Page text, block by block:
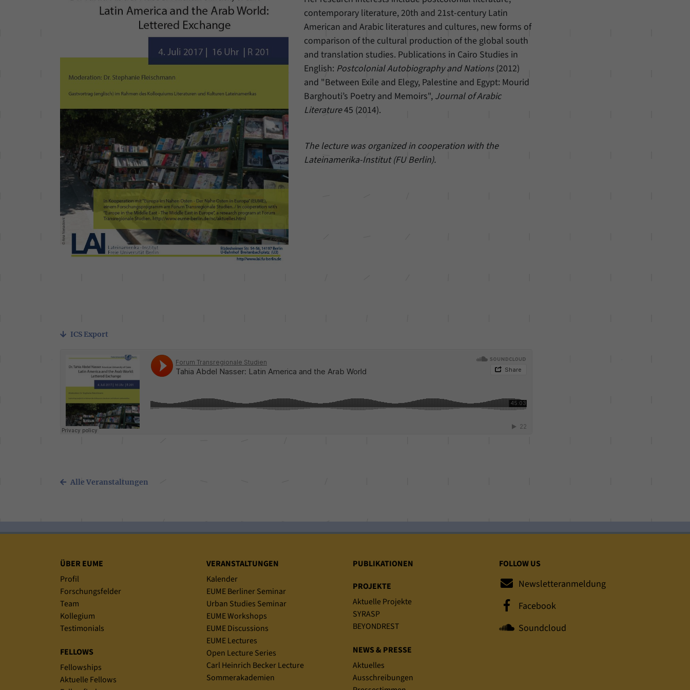
contemporary literature, 20th and 21st-century Latin
American and Arabic literatures and cultures, new forms of
comparison of the cultural production of the global south
and translation studies. Publications in Cairo Studies in
English: Postcolonial Autobiography and Nations(2012)
and "Between Exile and Elegy, Palestine and Egypt: Mourid
Barghouti’s Poetry and Memoirs", Journal of Arabic
Literature45 (2014).
The lecture was organized in cooperation with the
Lateinamerika-Institut (FU Berlin).
ICS Export
Alle Veranstaltungen
Sitemap
ÜBER EUME
Profil
Forschungsfelder
Team
Kollegium
Testimonials
FELLOWS
Fellowships
Aktuelle Fellows
VERANSTALTUNGEN
Kalender
EUME Berliner Seminar
Urban Studies Seminar
EUME Workshops
EUME Discussions
EUME Lectures
Open Lecture Series
Carl Heinrich Becker Lecture
Sommerakademien
PUBLIKATIONEN
PROJEKTE
Aktuelle Projekte
SYRASP
BEYONDREST
NEWS & PRESSE
Aktuelles
Ausschreibungen
FOLLOW US
Newsletteranmeldung
Facebook
Soundcloud
Einstellungen, falls der Webseiten-Betreiber dies
eingestellt hat.
Name _pk_ref
Matomo
Laufzeit 6 Monate
Zweck
Mit diesem Cookie können wir speichern, von
welcher Internetseite oder Suchmaschine Besucher
durch eine Verlinkung auf unsere Internetseite
weitergeleitet wurden.
Name _pk_ses
Anbieter Matomo
Laufzeit
Zweck